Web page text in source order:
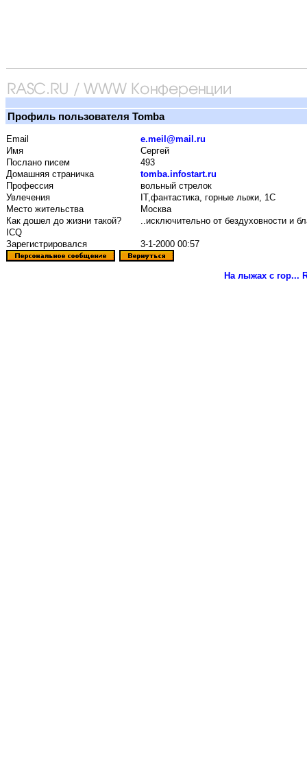
Профиль пользователя Tomba
Email
e.meil@mail.ru
Имя
Сергей
Послано писем
493
Домашняя страничка
tomba.infostart.ru
Профессия
вольный стрелок
Увлечения
IT,фантастика, горные лыжи, 1С
Место жительства
Москва
Как дошел до жизни такой?
..исключительно от бездуховности и
ICQ
Зарегистрировался
3-1-2000 00:57
На лыжах с гор...